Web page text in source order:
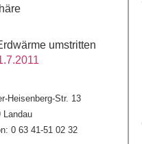
umstritten
Heisenberg-Str. 13
Landau
0 63 41-51 02 32